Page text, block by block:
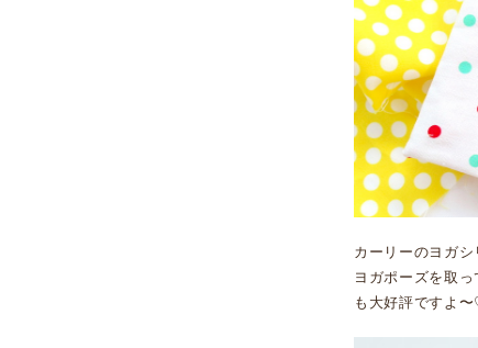
カーリーのヨガシ
ヨガポーズを取
も大好評ですよ